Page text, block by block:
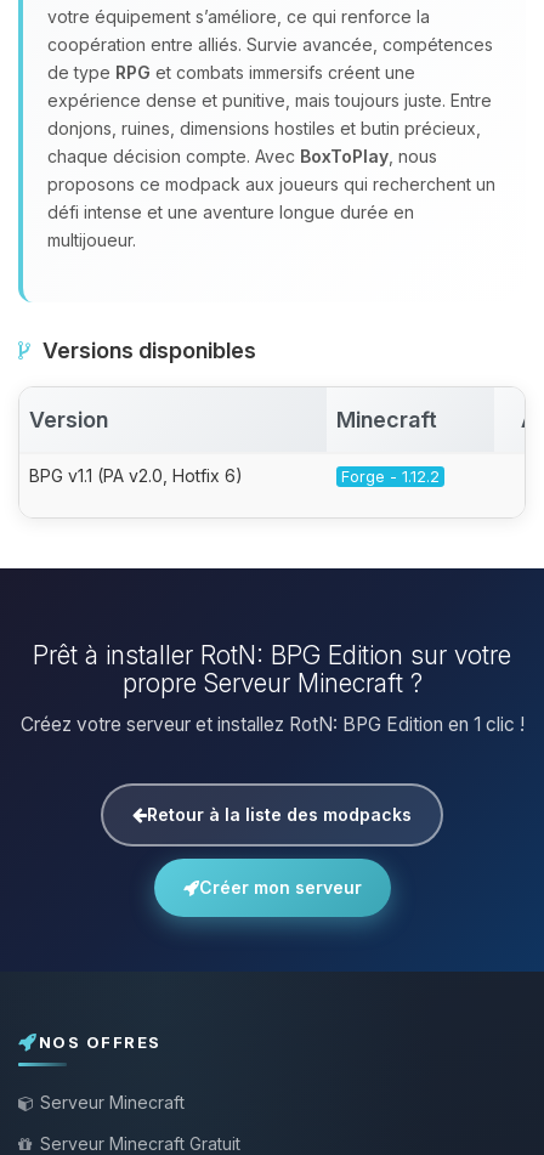
votre équipement s’améliore, ce qui renforce la
coopération entre alliés. Survie avancée, compétences
de type RPG et combats immersifs créent une
expérience dense et punitive, mais toujours juste. Entre
donjons, ruines, dimensions hostiles et butin précieux,
chaque décision compte. Avec BoxToPlay , nous
proposons ce modpack aux joueurs qui recherchent un
défi intense et une aventure longue durée en
multijoueur.
Versions disponibles
Version Minecraft
BPG v1.1 (PA v2.0, Hotfix 6) Forge - 1.12.2
Prêt à installer RotN: BPG Edition sur votre
propre Serveur Minecraft ?
Créez votre serveur et installez RotN: BPG Edition en 1 clic !
Retour à la liste des modpacks
Créer mon serveur
NOS OFFRES
Serveur Minecraft
Serveur Minecraft Gratuit